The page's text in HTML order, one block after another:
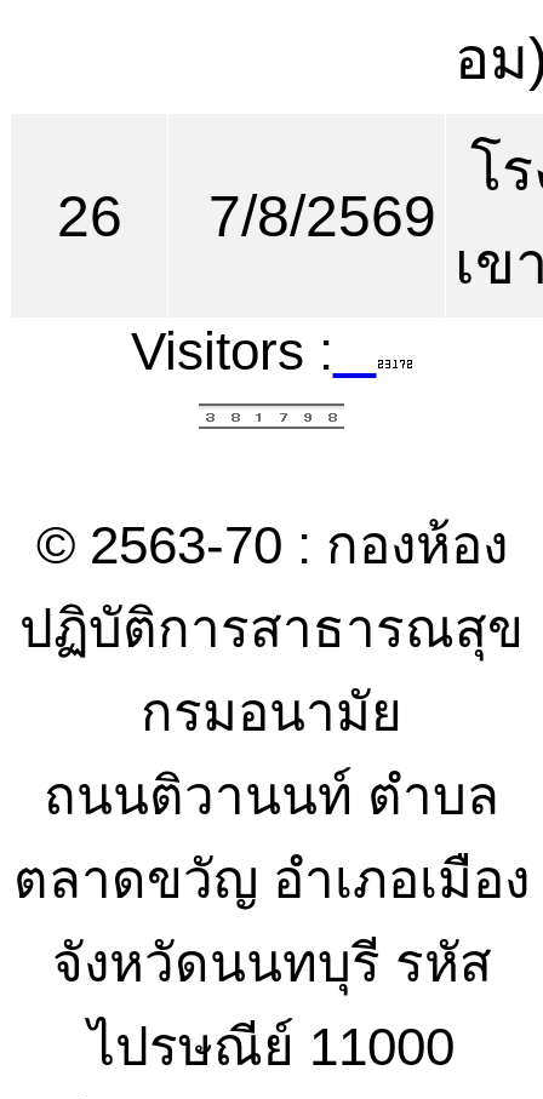
อม
26 7/8/2569
โ
เข
Visitors :
© 2563-70 : กองห้อง
ปฏิบัติการสาธารณสุข
กรมอนามัย
ถนนติวานนท์ ตำบล
ตลาดขวัญ อำเภอเมือง
จังหวัดนนทบุรี รหัส
ไปรษณีย์ 11000